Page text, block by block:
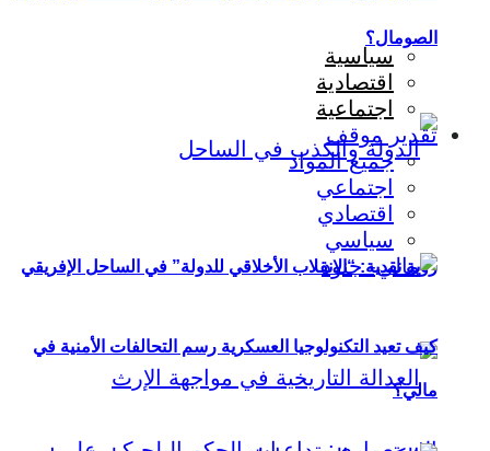
الصومال؟
رؤية نقدية: “الانقلاب الأخلاقي للدولة” في الساحل الإفريقي
سياسية
اقتصادية
اجتماعية
تقدير موقف
جميع المواد
اجتماعي
اقتصادي
سياسي
كيف تعيد التكنولوجيا العسكرية رسم التحالفات الأمنية في
مالي؟